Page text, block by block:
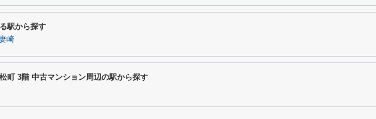
駅から探す
崎
町 3階 中古マンション周辺の駅から探す